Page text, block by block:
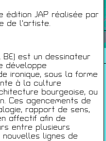
édition JAP réalisée par
de l'artiste.
BE) est un dessinateur
développe
ironique, sous la forme
à la culture
bourgeoise, ou
Ces agencements de
rapport de sens,
affectif afin de
entre plusieurs
lignes de